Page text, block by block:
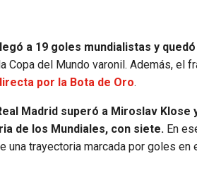
a 19 goles mundialistas y
Copa del Mundo varonil. Además, el
por la Bota de Oro.
Madrid superó a Miroslav Klose
de los Mundiales, con siete. En
una trayectoria marcada por goles en